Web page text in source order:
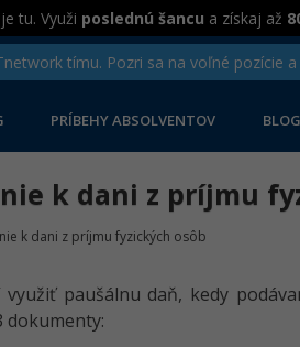
tu. Využi poslednú šancu a získaj až
tímu. Pozri sa na voľné pozície
PRÍBEHY ABSOLVENTOV BLOG
k dani z príjmu
k dani z príjmu fyzických osôb
paušálnu daň, kedy
dokumenty: